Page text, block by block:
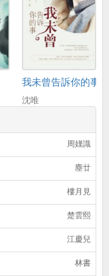
我未曾告訴你的事
沈唯
周嫤識
塵廿
樓月見
楚雲熙
江慶兒
林書